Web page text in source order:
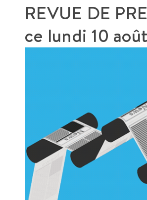
REVUE DE
ce lundi 10